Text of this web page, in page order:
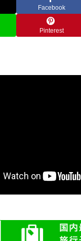
Facebook
Pinterest